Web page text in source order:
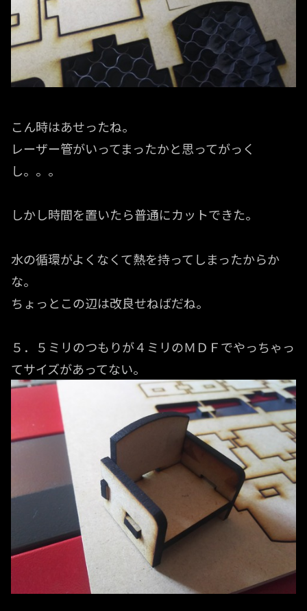
こん時はあせったね。
レーザー管がいってまったかと思ってがっく
し。。。
しかし時間を置いたら普通にカットできた。
水の循環がよくなくて熱を持ってしまったからか
な。
ちょっとこの辺は改良せねばだね。
５．５ミリのつもりが４ミリのＭＤＦでやっちゃっ
てサイズがあってない。